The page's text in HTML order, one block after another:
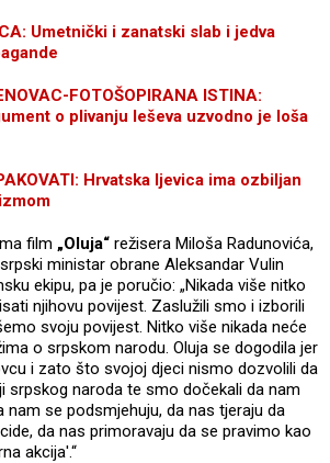
Umetnički i zanatski slab i jedva
FOTOŠOPIRANA ISTINA:
o plivanju leševa uzvodno je loša
Hrvatska ljevica ima ozbiljan
film „Oluja“ režisera Miloša Radunovića,
ministar obrane Aleksandar Vulin
ekipu, pa je poručio: „Nikada više nitko
njihovu povijest. Zaslužili smo i izborili
svoju povijest. Nitko više nikada neće
o srpskom narodu. Oluja se dogodila jer
i zato što svojoj djeci nismo dozvolili da
srpskog naroda te smo dočekali da nam
nam se podsmjehuju, da nas tjeraju da
da nas primoravaju da se pravimo kao
akcija'.“